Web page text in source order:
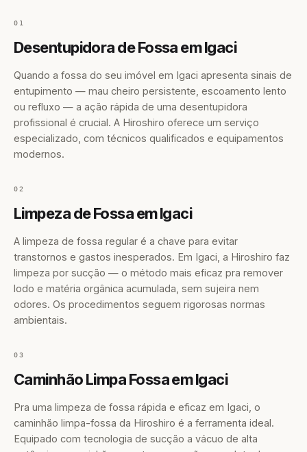
01
Desentupidora de Fossa em Igaci
Quando a fossa do seu imóvel em Igaci apresenta sinais de
entupimento — mau cheiro persistente, escoamento lento
ou refluxo — a ação rápida de uma desentupidora
profissional é crucial. A Hiroshiro oferece um serviço
especializado, com técnicos qualificados e equipamentos
modernos.
02
Limpeza de Fossa em Igaci
A limpeza de fossa regular é a chave para evitar
transtornos e gastos inesperados. Em Igaci, a Hiroshiro faz
limpeza por sucção — o método mais eficaz pra remover
lodo e matéria orgânica acumulada, sem sujeira nem
odores. Os procedimentos seguem rigorosas normas
ambientais.
03
Caminhão Limpa Fossa em Igaci
Pra uma limpeza de fossa rápida e eficaz em Igaci, o
caminhão limpa-fossa da Hiroshiro é a ferramenta ideal.
Equipado com tecnologia de sucção a vácuo de alta